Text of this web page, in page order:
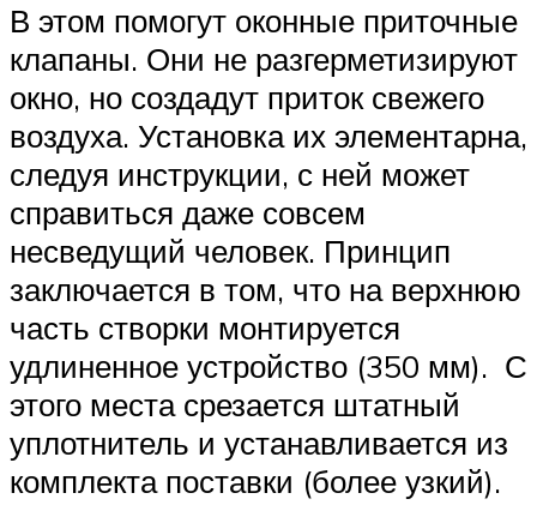
В этом помогут оконные приточные
клапаны. Они не разгерметизируют
окно, но создадут приток свежего
воздуха. Установка их элементарна,
следуя инструкции, с ней может
справиться даже совсем
несведущий человек. Принцип
заключается в том, что на верхнюю
часть створки монтируется
удлиненное устройство (350 мм). С
этого места срезается штатный
уплотнитель и устанавливается из
комплекта поставки (более узкий).